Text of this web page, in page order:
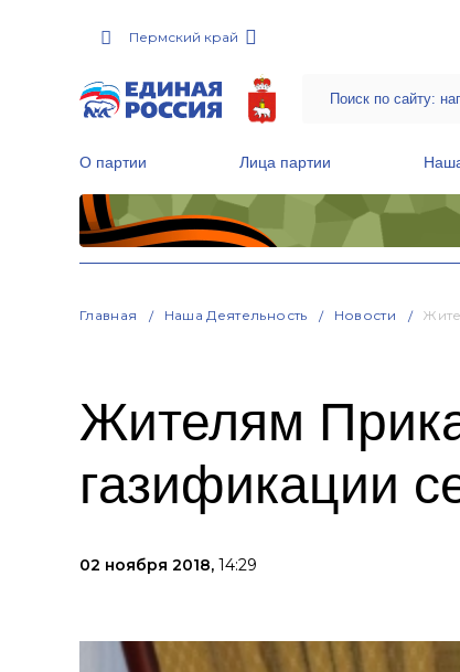
Пермский край
О партии Лица партии
Главная Наша Деятельность Новости
Жителям
газификации
02 ноября 2018, 14:29